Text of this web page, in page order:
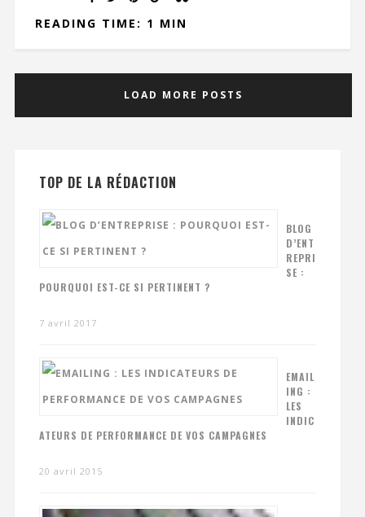
READING TIME: 1 MIN
LOAD MORE POSTS
TOP DE LA RÉDACTION
BLOG
D’ENT
REPRI
SE :
POURQUOI EST-CE SI PERTINENT ?
7 avril 2017
EMAIL
ING :
LES
INDIC
ATEURS DE PERFORMANCE DE VOS CAMPAGNES
20 avril 2015